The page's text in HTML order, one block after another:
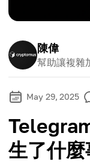
陳偉
幫助讓複雜
May 29, 2025
生了什麼